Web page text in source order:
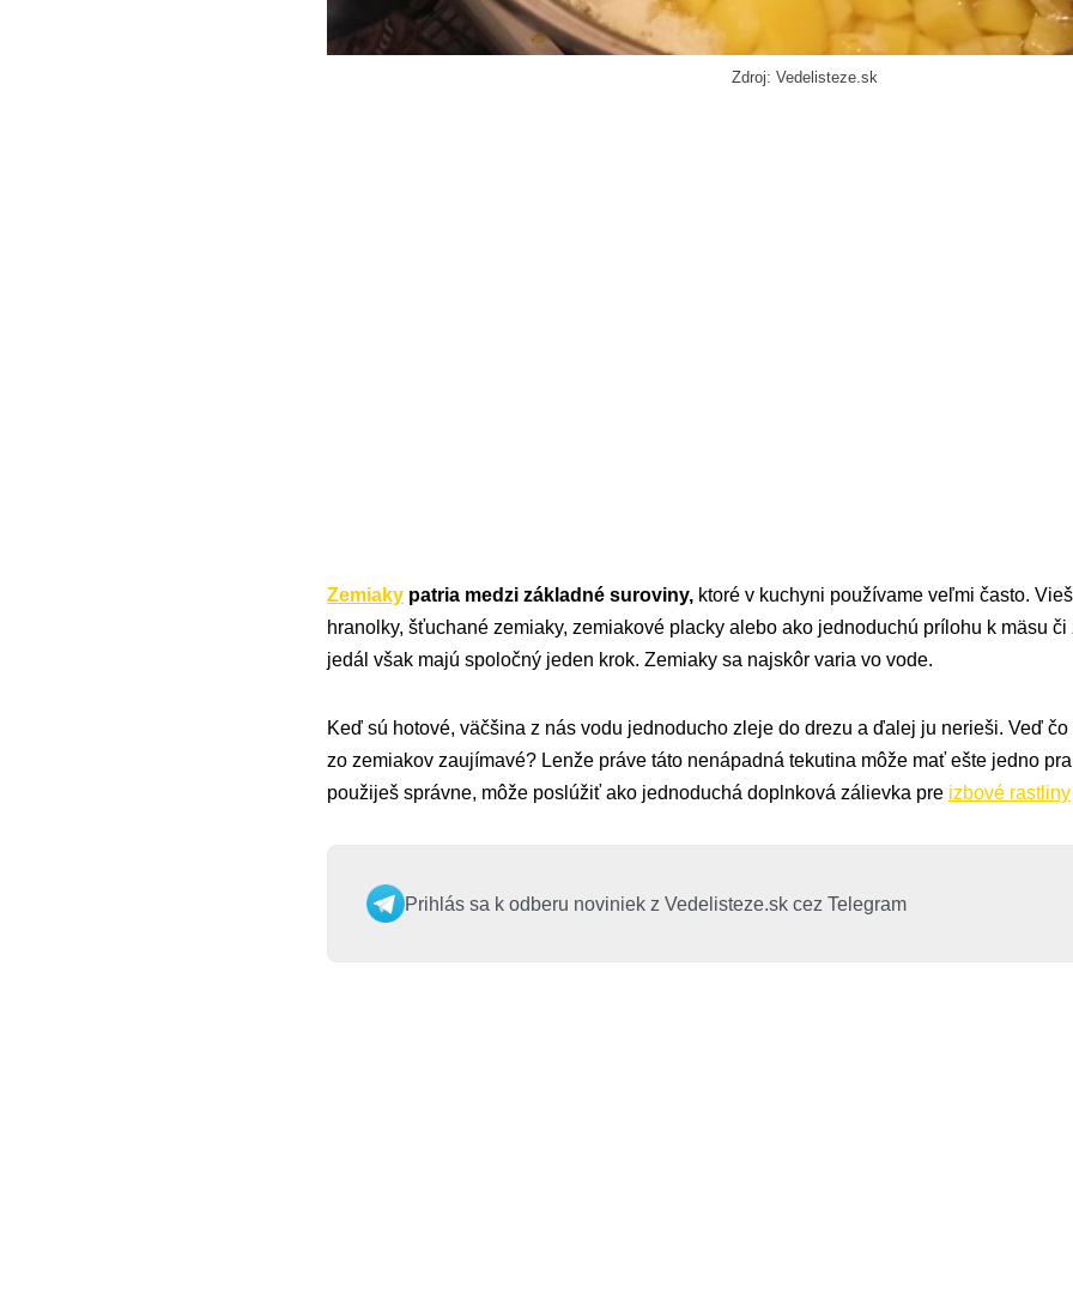
Zdroj: Vedelisteze.sk
Zemiaky patria medzi základné suroviny, ktoré v kuchyni používame veľmi často.
hranolky, šťuchané zemiaky, zemiakové placky alebo ako jednoduchú prílohu k mäsu
jedál však majú spoločný jeden krok. Zemiaky sa najskôr varia vo vode.
Keď sú hotové, väčšina z nás vodu jednoducho zleje do drezu a ďalej ju nerieši. Veď
zo zemiakov zaujímavé? Lenže práve táto nenápadná tekutina môže mať ešte jedno
použiješ správne, môže poslúžiť ako jednoduchá doplnková zálievka pre izbové rastliny
Prihlás sa k odberu noviniek z Vedelisteze.sk cez Telegram